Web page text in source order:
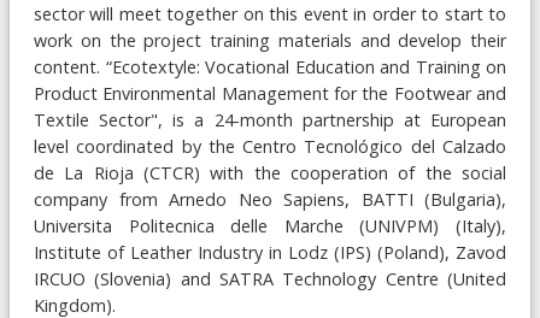
sector will meet together on this event in order to start to
work on the project training materials and develop their
content. “Ecotextyle: Vocational Education and Training on
Product Environmental Management for the Footwear and
Textile Sector", is a 24-month partnership at European
level coordinated by the Centro Tecnológico del Calzado
de La Rioja (CTCR) with the cooperation of the social
company from Arnedo Neo Sapiens, BATTI (Bulgaria),
Universita Politecnica delle Marche (UNIVPM) (Italy),
Institute of Leather Industry in Lodz (IPS) (Poland), Zavod
IRCUO (Slovenia) and SATRA Technology Centre (United
Kingdom).